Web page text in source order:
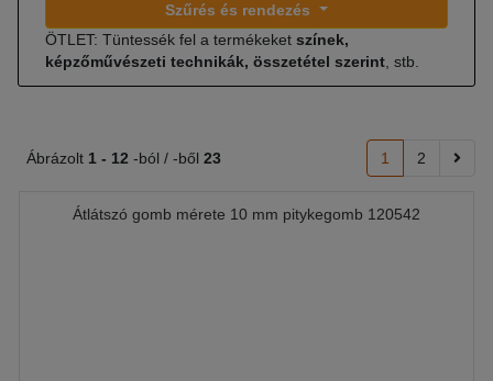
Szűrés és rendezés
ÖTLET: Tüntessék fel a termékeket színek,
képzőművészeti technikák, összetétel szerint , stb.
Ábrázolt 1 - 12 -ból / -ből 23 1 2
Átlátszó gomb mérete 10 mm pitykegomb 120542